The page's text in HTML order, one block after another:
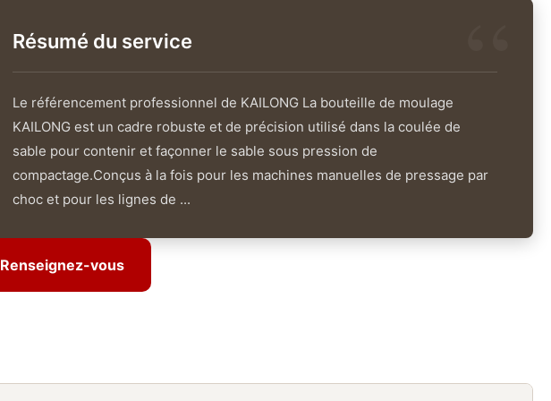
Résumé du service
Le référencement professionnel de KAILONG La bouteille de moulage
KAILONG est un cadre robuste et de précision utilisé dans la coulée de
sable pour contenir et façonner le sable sous pression de
compactage.Conçus à la fois pour les machines manuelles de pressage par
choc et pour les lignes de ...
Renseignez-vous
Renseignez-vous